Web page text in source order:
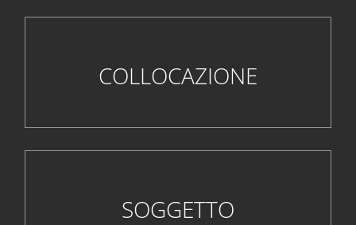
COLLOCAZIONE
SOGGETTO